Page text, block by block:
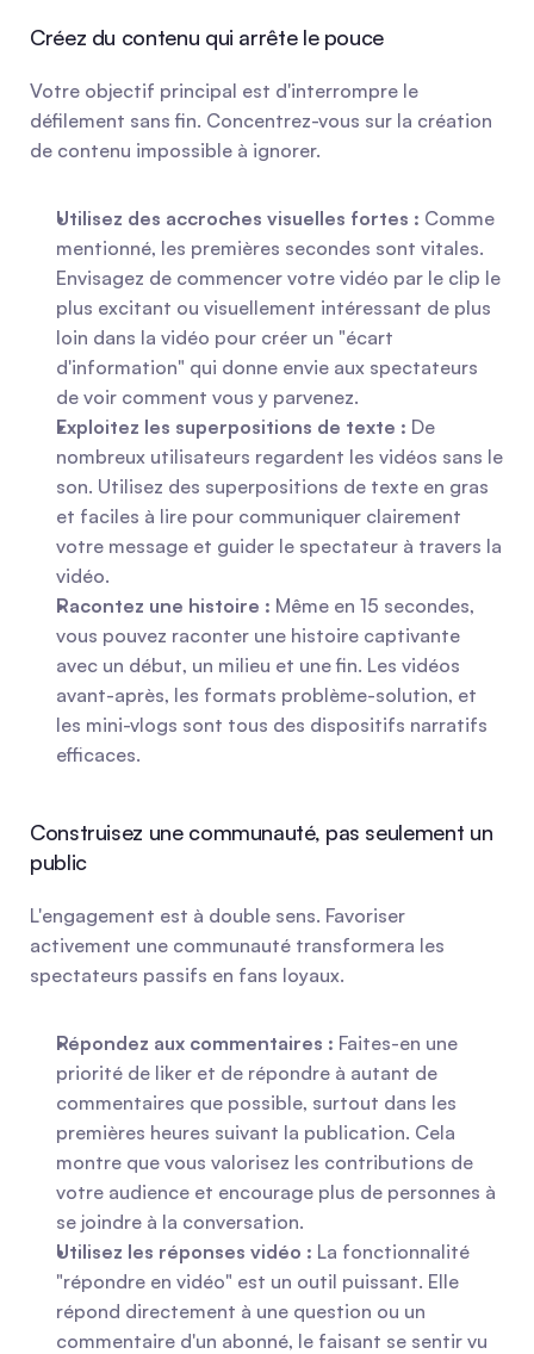
Créez du contenu qui arrête le pouce
Votre objectif principal est d'interrompre le
défilement sans fin. Concentrez-vous sur la création
de contenu impossible à ignorer.
Utilisez des accroches visuelles fortes : Comme
mentionné, les premières secondes sont vitales.
Envisagez de commencer votre vidéo par le clip le
plus excitant ou visuellement intéressant de plus
loin dans la vidéo pour créer un "écart
d'information" qui donne envie aux spectateurs
de voir comment vous y parvenez.
Exploitez les superpositions de texte : De
nombreux utilisateurs regardent les vidéos sans le
son. Utilisez des superpositions de texte en gras
et faciles à lire pour communiquer clairement
votre message et guider le spectateur à travers la
vidéo.
Racontez une histoire : Même en 15 secondes,
vous pouvez raconter une histoire captivante
avec un début, un milieu et une fin. Les vidéos
avant-après, les formats problème-solution, et
les mini-vlogs sont tous des dispositifs narratifs
efficaces.
Construisez une communauté, pas seulement un
public
L'engagement est à double sens. Favoriser
activement une communauté transformera les
spectateurs passifs en fans loyaux.
Répondez aux commentaires : Faites-en une
priorité de liker et de répondre à autant de
commentaires que possible, surtout dans les
premières heures suivant la publication. Cela
montre que vous valorisez les contributions de
votre audience et encourage plus de personnes à
se joindre à la conversation.
Utilisez les réponses vidéo : La fonctionnalité
"répondre en vidéo" est un outil puissant. Elle
répond directement à une question ou un
commentaire d'un abonné, le faisant se sentir vu